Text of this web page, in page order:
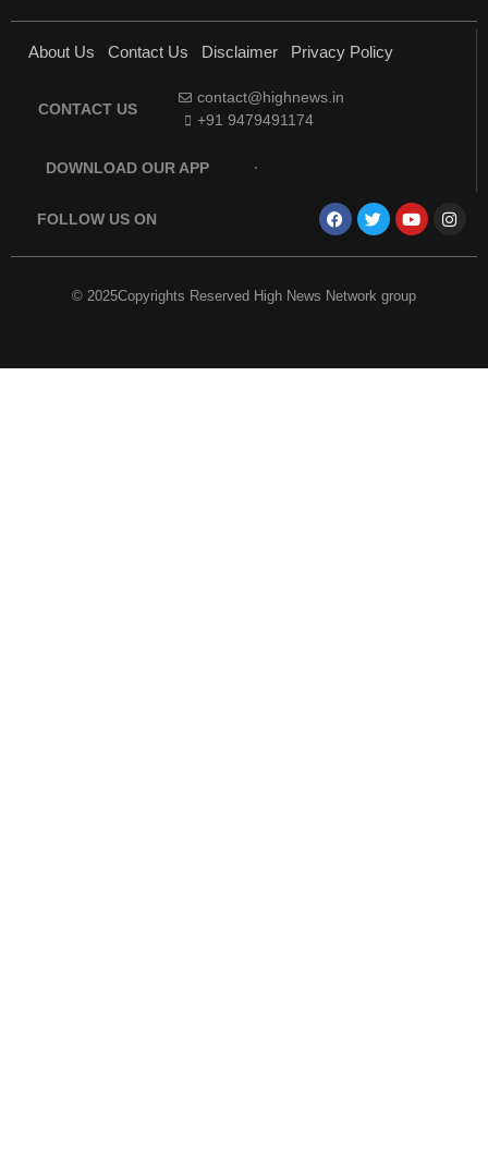
About Us Contact Us Disclaimer Privacy Policy
CONTACT US
contact@highnews.in
+91 9479491174
DOWNLOAD OUR APP
FOLLOW US ON
© 2025Copyrights Reserved High News Network group